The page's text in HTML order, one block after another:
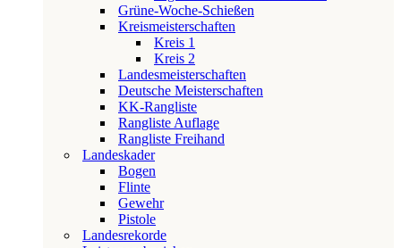
Grüne-Woche-Schießen
Kreismeisterschaften
Kreis 1
Kreis 2
Landesmeisterschaften
Deutsche Meisterschaften
KK-Rangliste
Rangliste Auflage
Rangliste Freihand
Landeskader
Bogen
Flinte
Gewehr
Pistole
Landesrekorde